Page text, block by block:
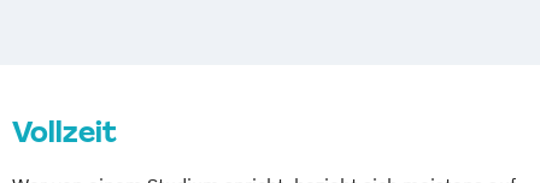
Vollzeit